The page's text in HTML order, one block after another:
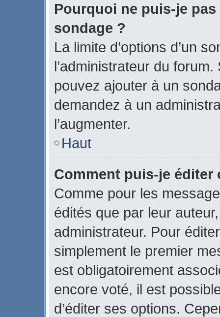
Pourquoi ne puis-je
sondage ?
La limite d’options d’un
l’administrateur du
pouvez ajouter à un
demandez à un
l’augmenter.
Haut
Comment puis-je
Comme pour les
édités que par leur
administrateur. Pour
simplement le premier
est obligatoirement
encore voté, il est
d’éditer ses options.